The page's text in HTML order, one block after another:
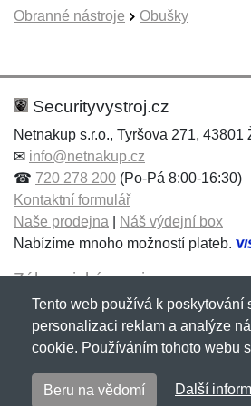
Obranné nástroje Obušky
Hodnocení:
Jméno: *
Zpráva*
Jméno:
E-mail:*
Securityvystroj.cz
Netnakup s.r.o., Tyršova 271, 43801
✉ info@netnakup.cz
☎ 720 278 200 (Po-Pá 8:00-16:30)
Kontaktní formulář
Naše prodejna
Náš výdejní box
Nabízíme mnoho možností plateb.
Zákaznický servis
Novinky emailem
Copyright © 2007-2026 (19 let s
Tento web používá k poskytování
personalizaci reklam a analýze
cookie. Používáním tohoto webu
Beru na vědomí Další